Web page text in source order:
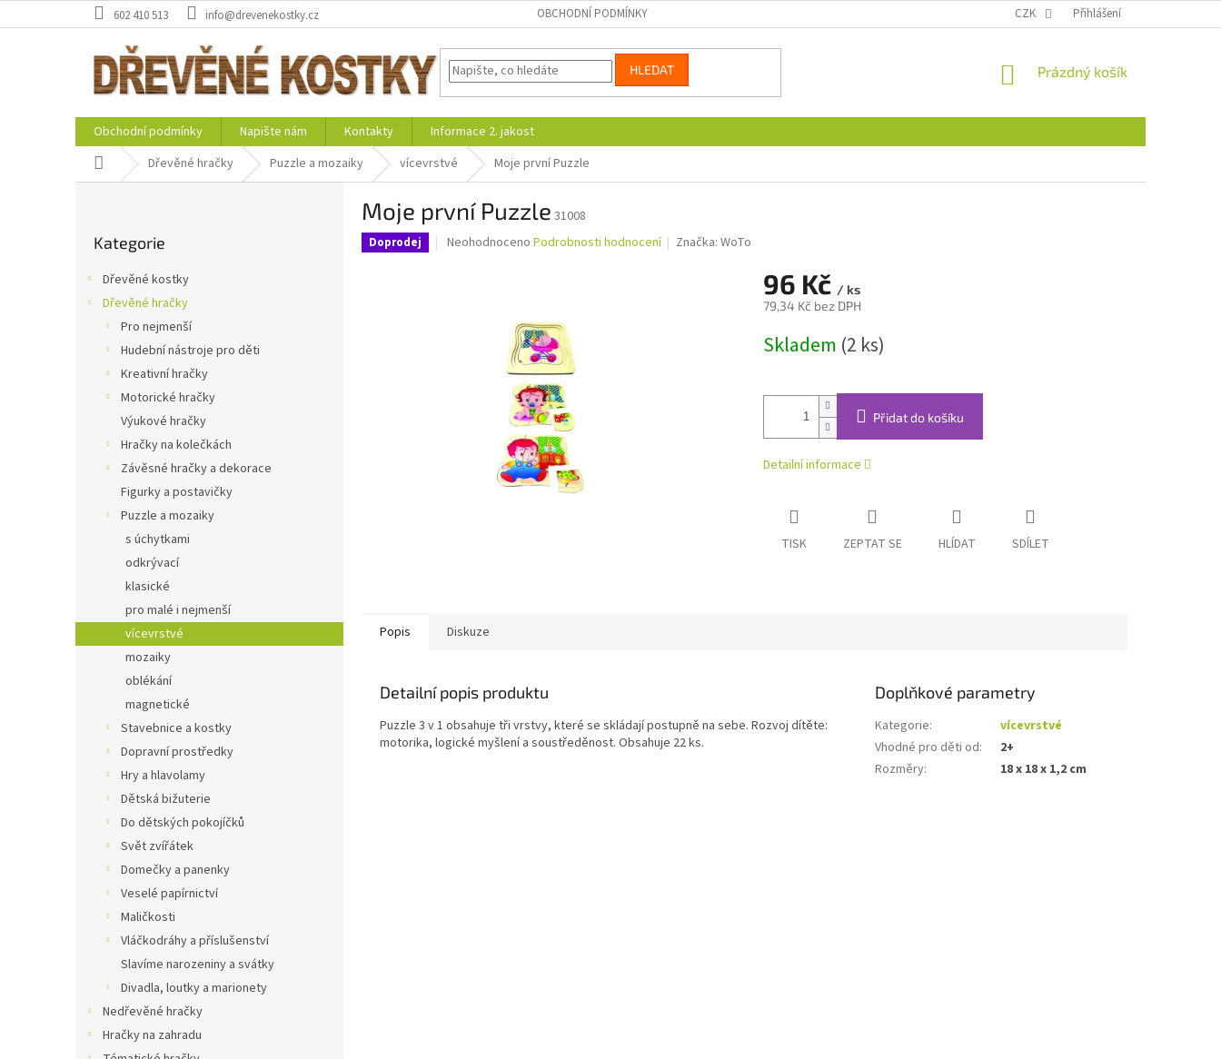
na
602 410 513 info@drevenekostky.cz OBCHODNÍ PODMÍNKY CZK Přihlášení
HLEDAT
NÁKUPNÍ
Prázdný košík
Obchodní podmínky Napište nám Kontakty
Informace 2. jakost
Domů Dřevěné hračky Puzzle a mozaiky vícevrstvé Moje první Puzzle
kategorie
Kategorie
Dřevěné kostky
Dřevěné hračky
Pro nejmenší
Hudební nástroje pro děti
Kreativní hračky
Motorické hračky
Výukové hračky
Hračky na kolečkách
Závěsné hračky a dekorace
Figurky a postavičky
Puzzle a mozaiky
s úchytkami
odkrývací
klasické
pro malé i nejmenší
vícevrstvé
mozaiky
oblékání
magnetické
Stavebnice a kostky
Dopravní prostředky
Hry a hlavolamy
Dětská bižuterie
Do dětských pokojíčků
Svět zvířátek
Domečky a panenky
Veselé papírnictví
Maličkosti
Vláčkodráhy a příslušenství
Slavíme narozeniny a svátky
Divadla, loutky a marionety
Nedřevěné hračky
Hračky na zahradu
Moje první Puzzle 31008
Doprodej
Průměrné
Neohodnoceno Podrobnosti hodnocení Značka:WoTo
96 Kč / ks
79,34 Kč bez DPH
cena:
Skladem (2 ks)
Přidat do košíku
Detailní informace
TISK ZEPTAT SE HLÍDAT SDÍLET
Popis Diskuze
Detailní popis produktu
Puzzle 3 v 1 obsahuje tři vrstvy, které se skládají postupně na sebe. Rozvoj dítěte:
motorika, logické myšlení a soustředěnost. Obsahuje 22 ks.
Doplňkové parametry
Kategorie:
vícevrstvé
Vhodné pro děti od:
2+
Rozměry: 18 x 18 x 1,2 cm